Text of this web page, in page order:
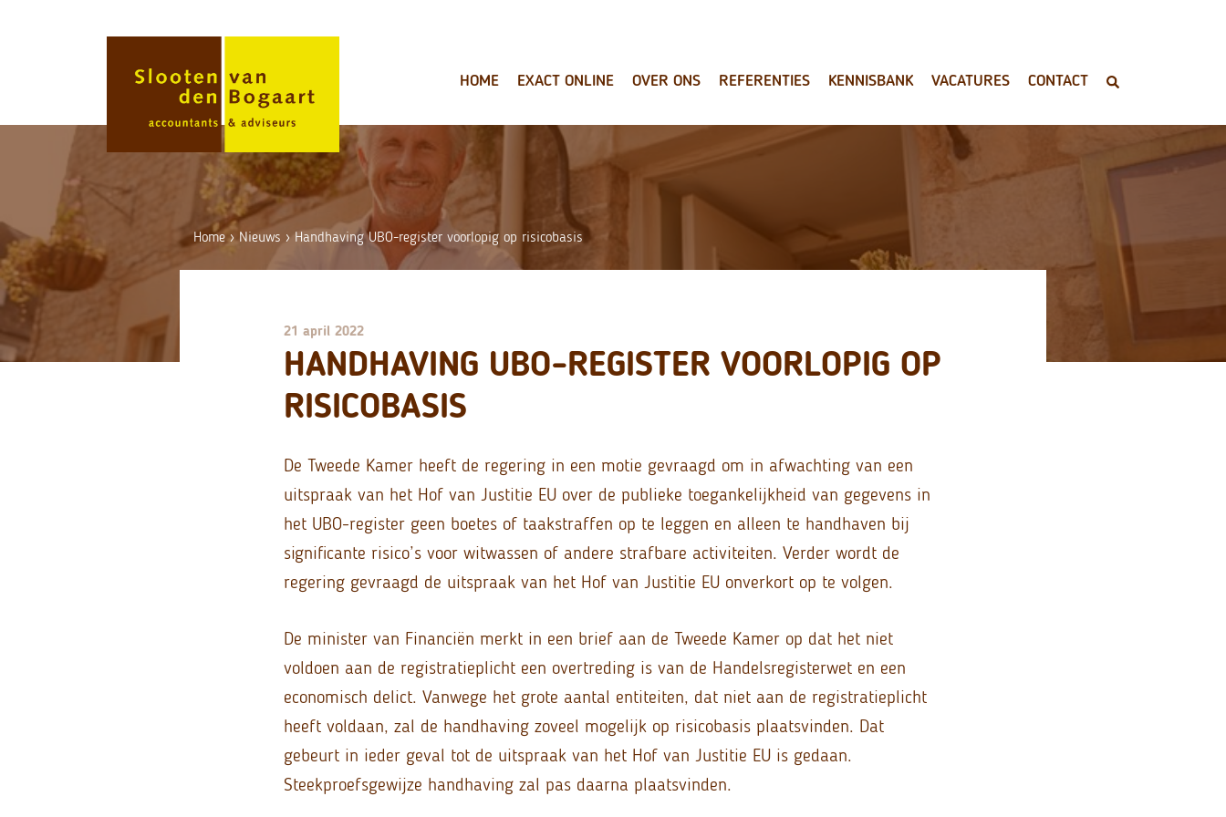
HOME EXACT ONLINE OVER ONS REFERENTIES KENNISBANK VACATURES CONTACT
Home› Nieuws › Handhaving UBO-register voorlopig op risicobasis
21 april 2022
HANDHAVING UBO-REGISTER VOORLOPIG OP
RISICOBASIS
De Tweede Kamer heeft de regering in een motie gevraagd om in afwachting van een
uitspraak van het Hof van Justitie EU over de publieke toegankelijkheid van gegevens in
het UBO-register geen boetes of taakstraffen op te leggen en alleen te handhaven bij
significante risico’s voor witwassen of andere strafbare activiteiten. Verder wordt de
regering gevraagd de uitspraak van het Hof van Justitie EU onverkort op te volgen.
De minister van Financiën merkt in een brief aan de Tweede Kamer op dat het niet
voldoen aan de registratieplicht een overtreding is van de Handelsregisterwet en een
economisch delict. Vanwege het grote aantal entiteiten, dat niet aan de registratieplicht
heeft voldaan, zal de handhaving zoveel mogelijk op risicobasis plaatsvinden. Dat
gebeurt in ieder geval tot de uitspraak van het Hof van Justitie EU is gedaan.
Steekproefsgewijze handhaving zal pas daarna plaatsvinden.